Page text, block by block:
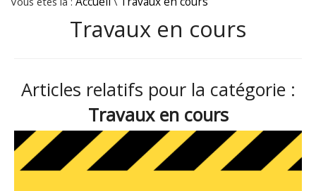
Travaux en cours
Articles relatifs pour la catégorie :
Travaux en cours